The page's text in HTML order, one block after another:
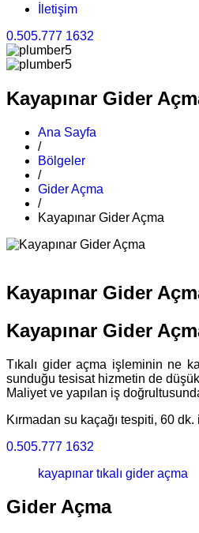
İletişim
0.505.777 1632
Kayapınar Gider
Ana Sayfa
/
Bölgeler
/
Gider Açma
/
Kayapınar Gider Açma
Kayapınar Gider
Kayapınar Gider
Tıkalı gider açma işleminin ne
sunduğu tesisat hizmetin de
Maliyet ve yapılan iş
Kırmadan su kaçağı tespiti, 60 dk.
0.505.777 1632
kayapınar tıkalı gider açma
Gider Açma